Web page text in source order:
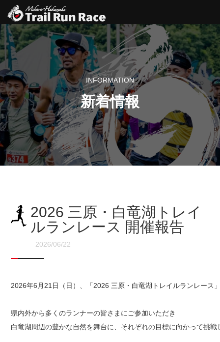
INFORMATION
新着情報
2026 三原・白竜湖トレイ
ルランレース 開催報告
2026/06/22
2026年6月21日（日）、「2026 三原・白竜湖トレイルランレース
県内外から多くのランナーの皆さまにご参加いただき
白竜湖周辺の豊かな自然を舞台に、それぞれの目標に向かって挑